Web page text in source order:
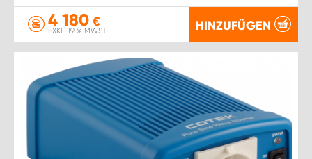
4 180 €
EXKL. 19 % MWST. HINZUFÜGEN